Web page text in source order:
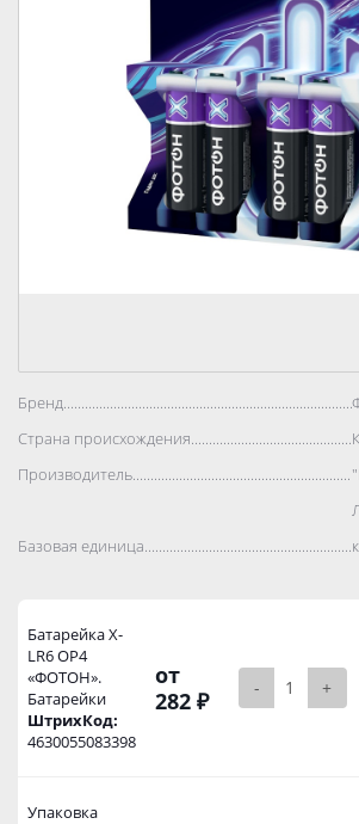
Бренд..................................................................................
Страна
Базовая
Батарейка X-
LR6 ОР4
«ФОТОН».
Батарейки
ШтрихКод:
4630055083398
от
282 ₽
- +
Упаковка